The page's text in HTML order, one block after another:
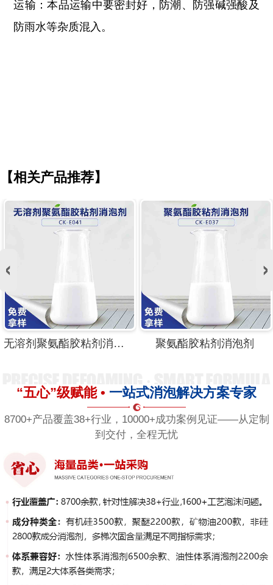
运输：本品运输中要密封好，防潮、防强碱强酸及
防雨水等杂质混入。
【相关产品推荐】
无溶剂聚氨酯胶粘剂消泡剂 聚氨酯胶粘剂消泡剂
“五心”级赋能 • 一站式消泡解决方案专家
8700+产品覆盖38+行业，10000+成功案例见证——从定制
到交付，全程无忧